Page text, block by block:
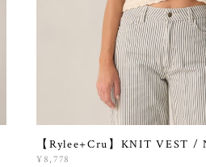
【Rylee+Cru】KNIT VEST /
¥8,778